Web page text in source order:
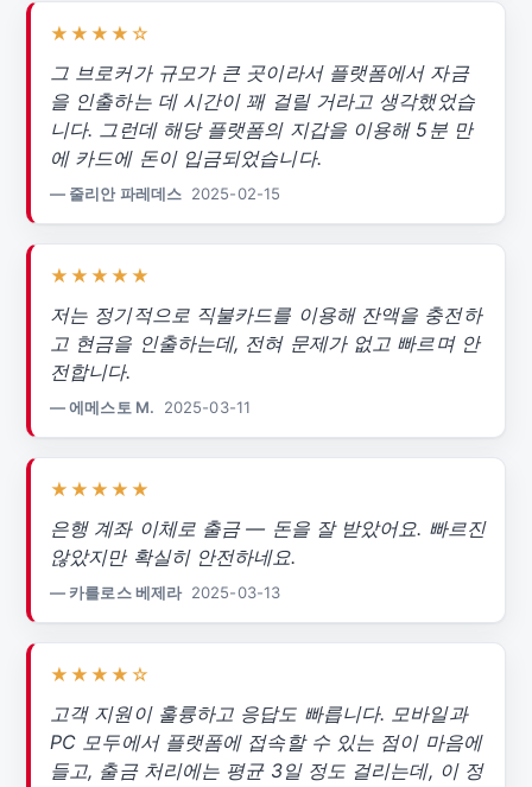
★★★★☆
그 브로커가 규모가 큰 곳이라서 플랫폼에서 자금
을 인출하는 데 시간이 꽤 걸릴 거라고 생각했었습
니다. 그런데 해당 플랫폼의 지갑을 이용해 5분 만
에 카드에 돈이 입금되었습니다.
— 줄리안 파레데스 2025-02-15
★★★★★
저는 정기적으로 직불카드를 이용해 잔액을 충전하
고 현금을 인출하는데, 전혀 문제가 없고 빠르며 안
전합니다.
— 에메스토 M. 2025-03-11
★★★★★
은행 계좌 이체로 출금 — 돈을 잘 받았어요. 빠르진
않았지만 확실히 안전하네요.
— 카를로스 베제라 2025-03-13
★★★★☆
고객 지원이 훌륭하고 응답도 빠릅니다. 모바일과
PC 모두에서 플랫폼에 접속할 수 있는 점이 마음에
들고, 출금 처리에는 평균 3일 정도 걸리는데, 이 정